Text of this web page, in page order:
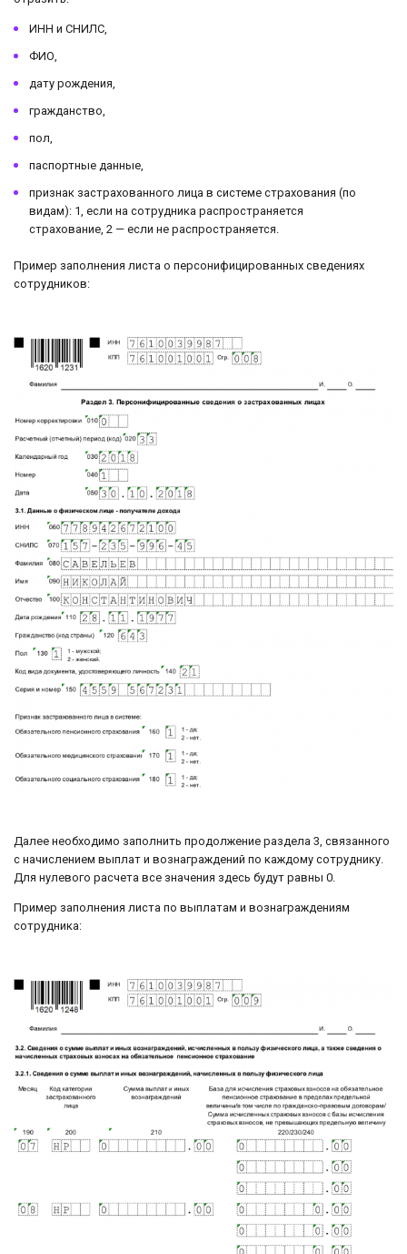
ИНН и СНИЛС,
ФИО,
дату рождения,
гражданство,
пол,
паспортные данные,
признак застрахованного лица в системе страхования (по
видам): 1, если на сотрудника распространяется
страхование, 2 — если не распространяется.
Пример заполнения листа о персонифицированных сведениях
сотрудников:
Далее необходимо заполнить продолжение раздела 3, связанного
с начислением выплат и вознаграждений по каждому сотруднику.
Для нулевого расчета все значения здесь будут равны 0.
Пример заполнения листа по выплатам и вознаграждениям
сотрудника: